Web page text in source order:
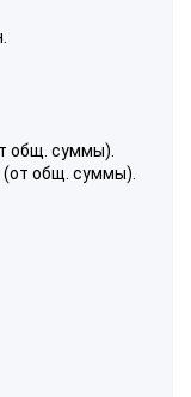
общ. суммы).
(от общ. суммы).